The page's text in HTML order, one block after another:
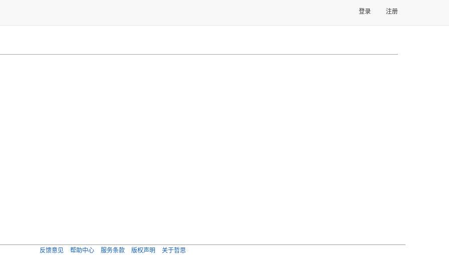
登录 注册
反馈意见 帮助中心 服务条款 版权声明
关于哲思